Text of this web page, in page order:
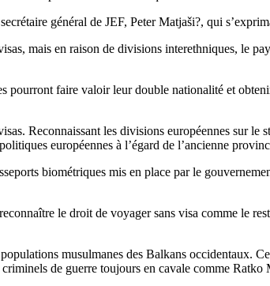
général de JEF, Peter Matjaši?, qui
mais en raison de divisions interethniques, le
pourront faire valoir leur double nationalité et
Reconnaissant les divisions européennes sur
européennes à l’égard de l’ancienne
biométriques mis en place par le
le droit de voyager sans visa comme le
musulmanes des Balkans occidentaux.
de guerre toujours en cavale comme